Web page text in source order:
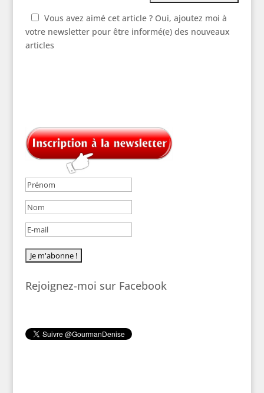
Vous avez aimé cet article ? Oui, ajoutez moi à
votre newsletter pour être informé(e) des nouveaux
articles
Rejoignez-moi sur Facebook